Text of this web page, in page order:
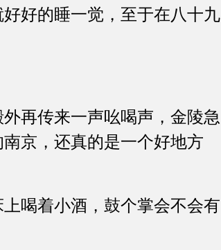
好的睡一觉，至于在八十九
再传来一声吆喝声，金陵急
京，还真的是一个好地方
喝着小酒，鼓个掌会不会有